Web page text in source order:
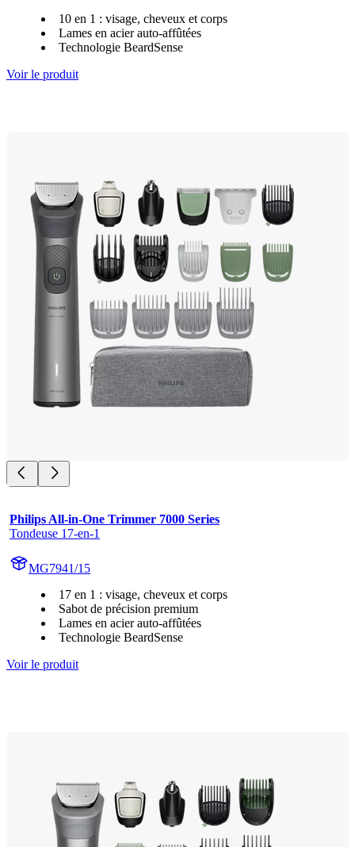
10 en 1 : visage, cheveux et corps
Lames en acier auto-affûtées
Technologie BeardSense
Voir le produit
Philips All-in-One Trimmer 7000 Series
Tondeuse 17-en-1
MG7941/15
17 en 1 : visage, cheveux et corps
Sabot de précision premium
Lames en acier auto-affûtées
Technologie BeardSense
Voir le produit